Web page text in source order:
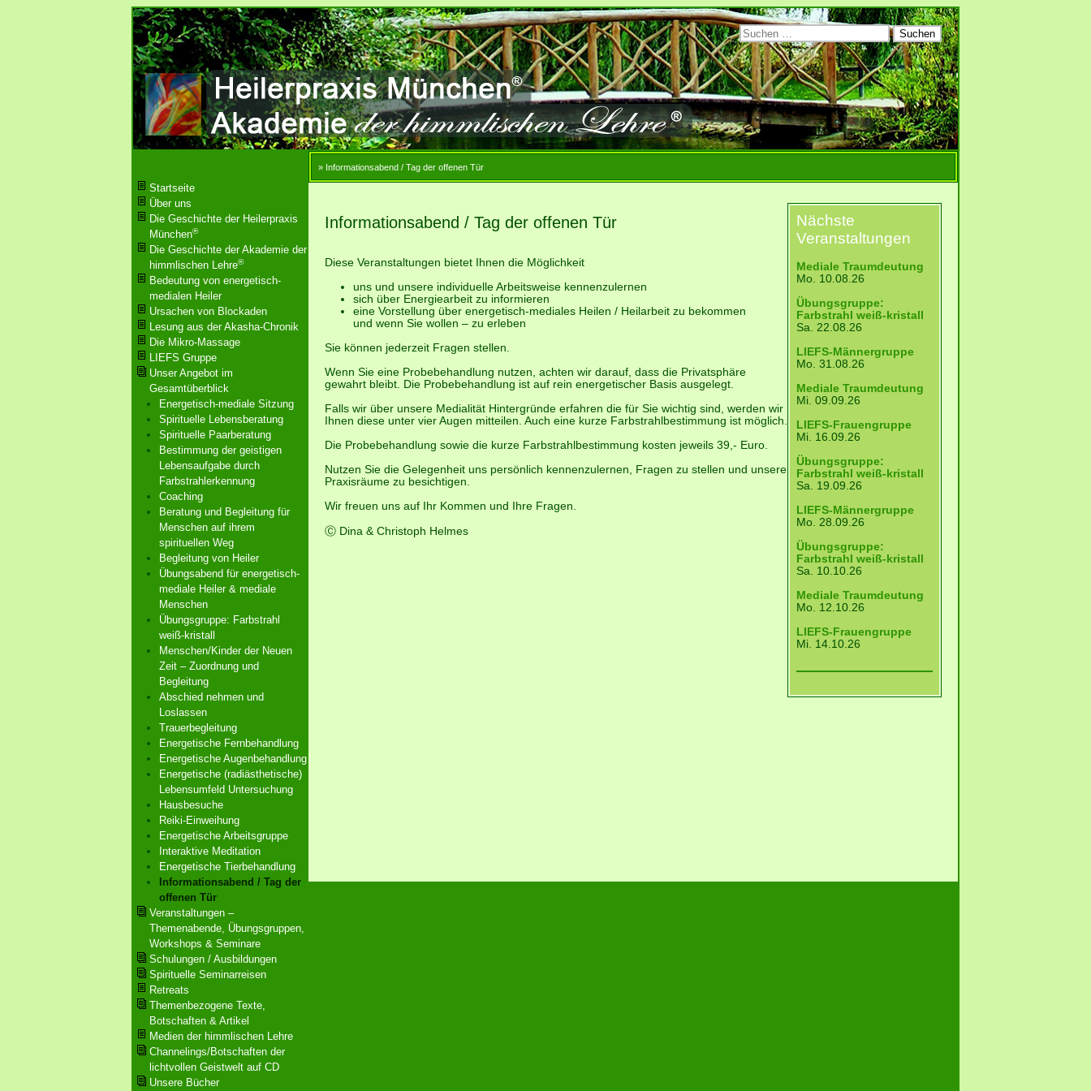
Suchen
nach:
Startseite
Über uns
Die Geschichte der Heilerpraxis
München®
Die Geschichte der Akademie der
himmlischen Lehre®
Bedeutung von energetisch-
medialen Heiler
Ursachen von Blockaden
Lesung aus der Akasha-Chronik
Die Mikro-Massage
LIEFS Gruppe
Unser Angebot im
Gesamtüberblick
Energetisch-mediale Sitzung
Spirituelle Lebensberatung
Spirituelle Paarberatung
Bestimmung der geistigen
Lebensaufgabe durch
Farbstrahlerkennung
Coaching
Beratung und Begleitung für
Menschen auf ihrem
spirituellen Weg
Begleitung von Heiler
Übungsabend für energetisch-
mediale Heiler & mediale
Menschen
Übungsgruppe: Farbstrahl
weiß-kristall
Menschen/Kinder der Neuen
Zeit – Zuordnung und
Begleitung
Abschied nehmen und
Loslassen
Trauerbegleitung
Energetische Fernbehandlung
Energetische Augenbehandlung
Energetische (radiästhetische)
Lebensumfeld Untersuchung
Hausbesuche
Reiki-Einweihung
Energetische Arbeitsgruppe
Interaktive Meditation
Energetische Tierbehandlung
Informationsabend / Tag der
offenen Tür
Veranstaltungen –
Themenabende, Übungsgruppen,
Workshops & Seminare
Schulungen / Ausbildungen
Spirituelle Seminarreisen
Retreats
Themenbezogene Texte,
Botschaften & Artikel
Medien der himmlischen Lehre
Channelings/Botschaften der
lichtvollen Geistwelt auf CD
Unsere Bücher
» Informationsabend / Tag der offenen Tür
Informationsabend / Tag der offenen Tür
Diese Veranstaltungen bietet Ihnen die Möglichkeit
uns und unsere individuelle Arbeitsweise kennenzulernen
sich über Energiearbeit zu informieren
eine Vorstellung über energetisch-mediales Heilen / Heilarbeit zu bekommen
und wenn Sie wollen – zu erleben
Sie können jederzeit Fragen stellen.
Wenn Sie eine Probebehandlung nutzen, achten wir darauf, dass die Privatsphäre
gewahrt bleibt. Die Probebehandlung ist auf rein energetischer Basis ausgelegt.
Falls wir über unsere Medialität Hintergründe erfahren die für Sie wichtig sind, werden wir
Ihnen diese unter vier Augen mitteilen. Auch eine kurze Farbstrahlbestimmung ist möglich.
Die Probebehandlung sowie die kurze Farbstrahlbestimmung kosten jeweils 39,- Euro.
Nutzen Sie die Gelegenheit uns persönlich kennenzulernen, Fragen zu stellen und unsere
Praxisräume zu besichtigen.
Wir freuen uns auf Ihr Kommen und Ihre Fragen.
Ⓒ Dina & Christoph Helmes
Nächste
Veranstaltungen
Mediale Traumdeutung
Mo. 10.08.26
Übungsgruppe:
Farbstrahl weiß-kristall
Sa. 22.08.26
LIEFS-Männergruppe
Mo. 31.08.26
Mediale Traumdeutung
Mi. 09.09.26
LIEFS-Frauengruppe
Mi. 16.09.26
Übungsgruppe:
Farbstrahl weiß-kristall
Sa. 19.09.26
LIEFS-Männergruppe
Mo. 28.09.26
Übungsgruppe:
Farbstrahl weiß-kristall
Sa. 10.10.26
Mediale Traumdeutung
Mo. 12.10.26
LIEFS-Frauengruppe
Mi. 14.10.26